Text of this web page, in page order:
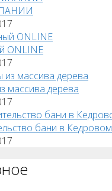
ONLINE
массива дерева
бани в Кедровом